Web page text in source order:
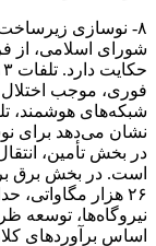
فوری، موجب اختلال
شبکه‌های هوشمند،
نشان می‌دهد برای
در بخش تأمین،
۲۶ هزار مگاواتی،
نیروگاه‌ها، توسعه
اساس برآوردهای